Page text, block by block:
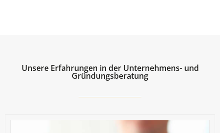
Unsere Erfahrungen in der Unternehmens- und
Gründungsberatung